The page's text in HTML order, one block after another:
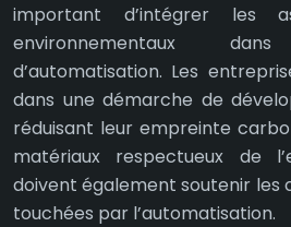
important d’intégrer les
environnementaux
d’automatisation. Les
dans une démarche de
réduisant leur empreinte
matériaux respectueux de
doivent également soutenir les
touchées par l’automatisation.